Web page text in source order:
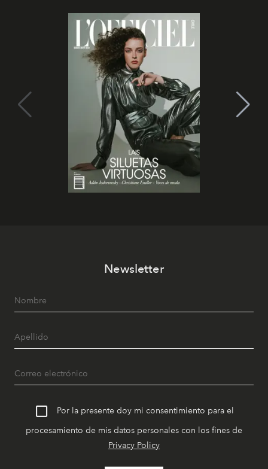
Newsletter
Por la presente doy mi consentimiento para el
procesamiento de mis datos personales con los fines de
Privacy Policy